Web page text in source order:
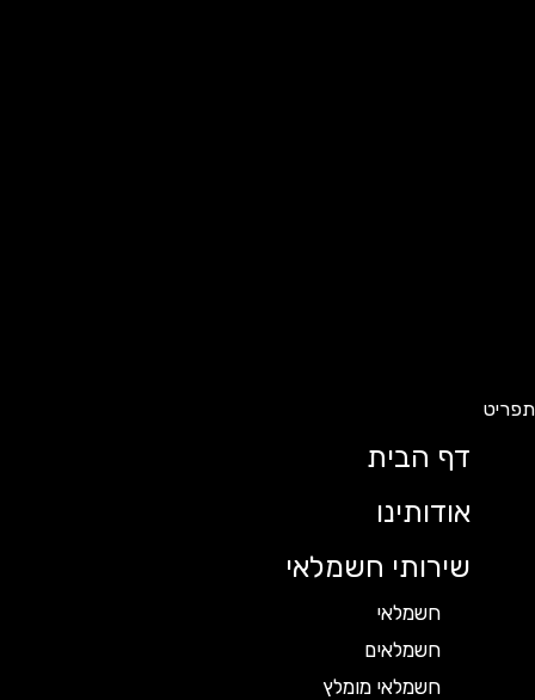
דף הבית
אודותינו
שירותי חשמלאי
חשמלאי
חשמלאים
חשמלאי מומלץ